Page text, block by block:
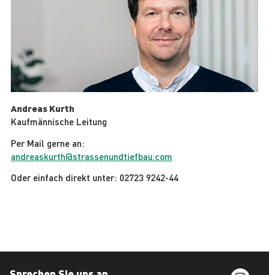
Andreas Kurth
Kaufmännische Leitung
Per Mail gerne an:
andreaskurth@strassenundtiefbau.com
Oder einfach direkt unter: 02723 9242-44